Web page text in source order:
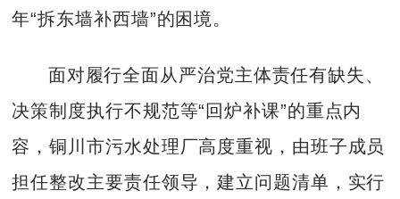
年“拆东墙补西墙”的困境。
面对履行全面从严治党主体责任有缺失、
决策制度执行不规范等“回炉补课”的重点内
容，铜川市污水处理厂高度重视，由班子成员
担任整改主要责任领导，建立问题清单，实行